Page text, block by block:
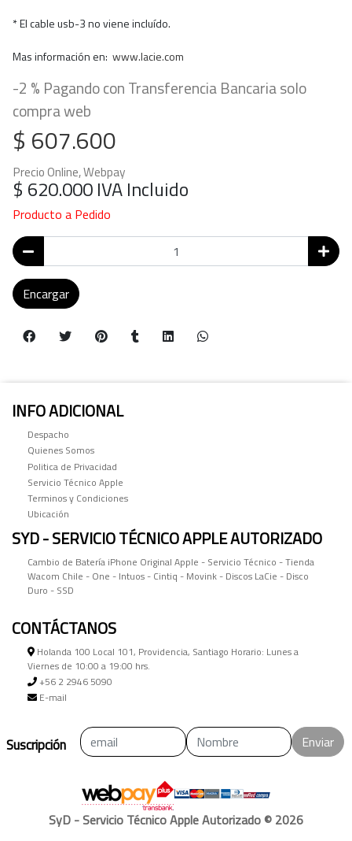
* El cable usb-3 no viene incluído.
Mas información en: www.lacie.com
-2 % Pagando con Transferencia Bancaria solo
compra web
$ 607.600
Precio Online, Webpay
$ 620.000IVA Incluido
Producto a Pedido
Encargar
INFO ADICIONAL
Despacho
Quienes Somos
Politica de Privacidad
Servicio Técnico Apple
Terminos y Condiciones
Ubicación
SYD - SERVICIO TÉCNICO APPLE AUTORIZADO
Cambio de Batería iPhone Original Apple - Servicio Técnico - Tienda
Wacom Chile - One - Intuos - Cintiq - Movink - Discos LaCie - Disco
Duro - SSD
CONTÁCTANOS
Holanda 100 Local 101, Providencia, Santiago Horario: Lunes a
Viernes de 10:00 a 19:00 hrs.
+56 2 2946 5090
E-mail
Suscripción Enviar
SyD - Servicio Técnico Apple Autorizado © 2026